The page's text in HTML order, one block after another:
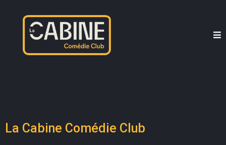
La Cabine Comédie Club